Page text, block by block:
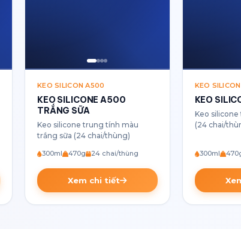
KEO SILICON A500
KEO SILICONE A500
TRẮNG SỮA
Keo silicone trung tính màu
trắng sữa (24 chai/thùng)
300ml 470g 24 chai/thùng
Xem chi tiết
KEO
KEO
Keo
(24 chai/
300ml